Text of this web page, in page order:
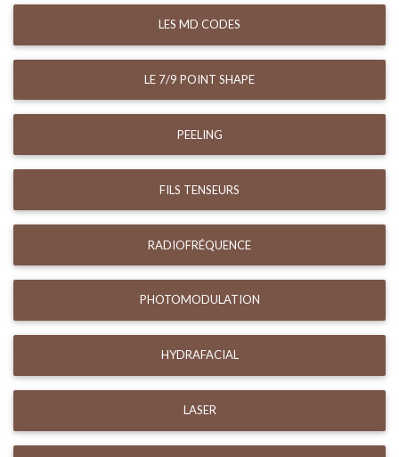
LES MD CODES
LE 7/9 POINT SHAPE
PEELING
FILS TENSEURS
RADIOFRÉQUENCE
PHOTOMODULATION
HYDRAFACIAL
LASER